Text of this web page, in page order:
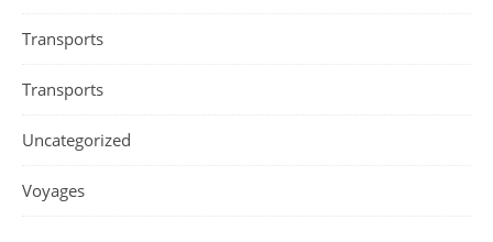
Transports
Transports
Uncategorized
Voyages